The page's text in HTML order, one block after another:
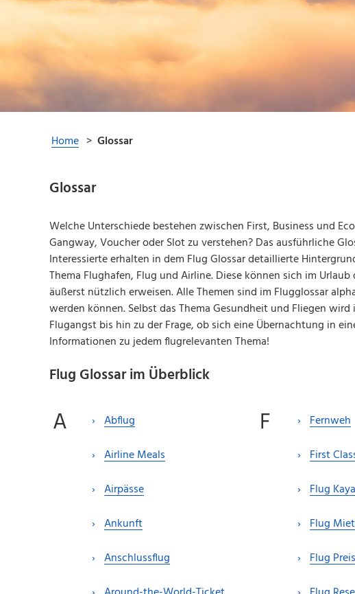
Glossar
Welche Unterschiede bestehen zwischen First, Business und
Gangway, Voucher oder Slot zu verstehen? Das ausführliche
Interessierte erhalten in dem Flug Glossar detaillierte
Thema Flughafen, Flug und Airline. Diese können sich im
äußerst nützlich erweisen. Alle Themen sind im Flugglossar
werden können. Selbst das Thema Gesundheit und Fliegen
Flugangst bis hin zu der Frage, ob sich eine Übernachtung in
Informationen zu jedem flugrelevanten Thema!